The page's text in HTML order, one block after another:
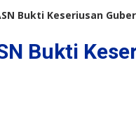
Bukti Keseriusan
Bukti